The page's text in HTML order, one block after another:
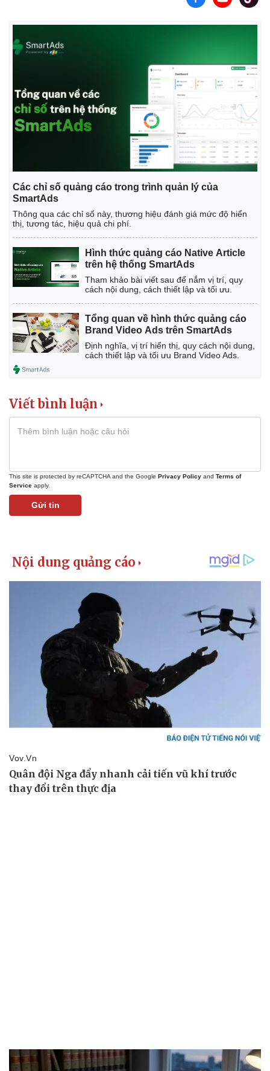
Bất động sản
Khởi nghiệp
Thị trường
Giá vàng
Tiêu dùng
Tỷ giá
Chứng khoán
Giá cà phê
Các chỉ số quảng cáo trong trình quản lý của
SmartAds
Thông qua các chỉ số này, thương hiệu đánh giá mức độ hiển
thị, tương tác, hiệu quả chi phí.
Hình thức quảng cáo Native Article
trên hệ thống SmartAds
Tham khảo bài viết sau để nắm vị trí, quy
cách nội dung, cách thiết lập và tối ưu.
Tổng quan về hình thức quảng cáo
Brand Video Ads trên SmartAds
Định nghĩa, vị trí hiển thị, quy cách nội dung,
cách thiết lập và tối ưu Brand Video Ads.
Viết bình luận
This site is protected by reCAPTCHA and the Google Privacy Policy and Terms of
Service apply.
Gửi tin